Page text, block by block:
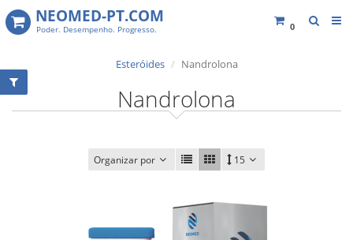
0
NEOMED-PT.COM
Poder. Desempenho. Progresso.
Esteróides Nandrolona
Nandrolona
Organizar por 15